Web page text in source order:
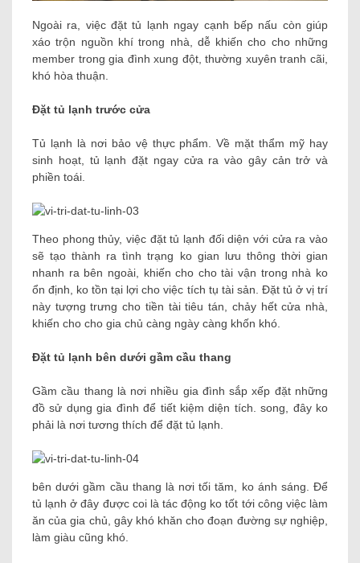
Ngoài ra, việc đặt tủ lạnh ngay cạnh bếp nấu còn giúp
xáo trộn nguồn khí trong nhà, dễ khiến cho cho những
member trong gia đình xung đột, thường xuyên tranh cãi,
khó hòa thuận.
Đặt tủ lạnh trước cửa
Tủ lạnh là nơi bảo vệ thực phẩm. Về mặt thẩm mỹ hay
sinh hoạt, tủ lạnh đặt ngay cửa ra vào gây cản trở và
phiền toái.
Theo phong thủy, việc đặt tủ lạnh đối diện với cửa ra vào
sẽ tạo thành ra tình trạng ko gian lưu thông thời gian
nhanh ra bên ngoài, khiến cho cho tài vận trong nhà ko
ổn định, ko tồn tại lợi cho việc tích tụ tài sản. Đặt tủ ở vị trí
này tượng trưng cho tiền tài tiêu tán, chảy hết cửa nhà,
khiến cho cho gia chủ càng ngày càng khốn khó.
Đặt tủ lạnh bên dưới gầm cầu thang
Gầm cầu thang là nơi nhiều gia đình sắp xếp đặt những
đồ sử dụng gia đình để tiết kiệm diện tích. song, đây ko
phải là nơi tương thích để đặt tủ lạnh.
bên dưới gầm cầu thang là nơi tối tăm, ko ánh sáng. Để
tủ lạnh ở đây được coi là tác động ko tốt tới công việc làm
ăn của gia chủ, gây khó khăn cho đoạn đường sự nghiệp,
làm giàu cũng khó.